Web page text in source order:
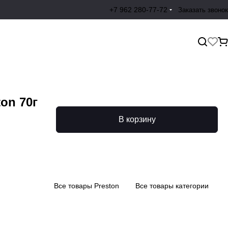
+7 962 280-77-72 Заказать звонок
70г
В корзину
Все товары Preston Все товары категории